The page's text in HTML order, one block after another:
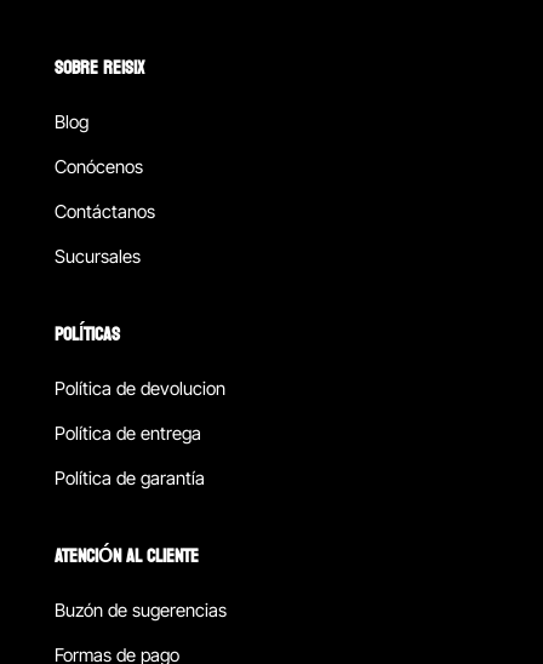
SOBRE REISIX
Blog
Conócenos
Contáctanos
Sucursales
POLÍTICAS
Política de devolucion
Política de entrega
Política de garantía
ATENCIÓN AL CLIENTE
Buzón de sugerencias
Formas de pago